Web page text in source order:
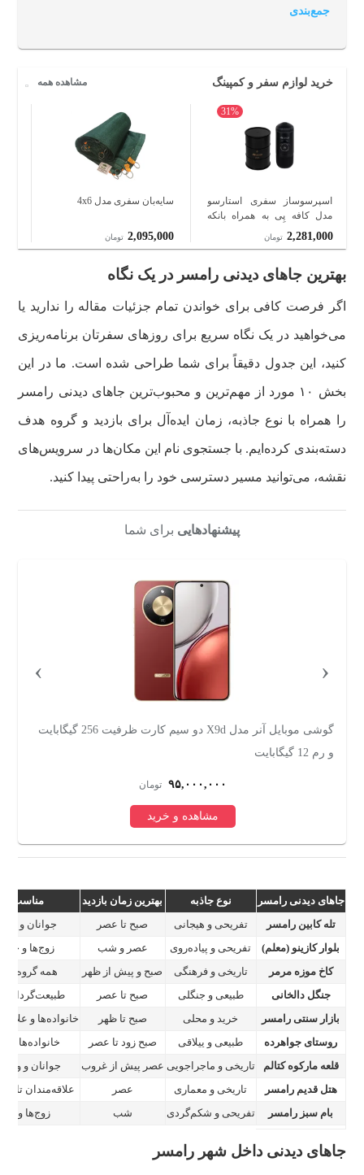
جمع‌بندی
خرید لوازم سفر و کمپینگ مشاهده همه
31%
اسپرسوساز سفری استارسو
مدل کافه پِی به همراه بانکه
قهوه
2,281,000 تومان
سایه‌بان سفری مدل 4x6
2,095,000 تومان
بهترین جاهای دیدنی رامسر در یک نگاه
اگر فرصت کافی برای خواندن تمام جزئیات مقاله را ندارید یا
می‌خواهید در یک نگاه سریع برای روزهای سفرتان برنامه‌ریزی
کنید، این جدول دقیقاً برای شما طراحی شده است. ما در این
بخش ۱۰ مورد از مهم‌ترین و محبوب‌ترین جاهای دیدنی رامسر
را همراه با نوع جاذبه، زمان ایده‌آل برای بازدید و گروه هدف
دسته‌بندی کرده‌ایم. با جستجوی نام این مکان‌ها در سرویس‌های
نقشه، می‌توانید مسیر دسترسی خود را به‌راحتی پیدا کنید.
پیشنهادهایی برای شما
گوشی موبایل آنر مدل X9d دو سیم کارت ظرفیت 256 گیگابایت
و رم 12 گیگابایت
۹۵,۰۰۰,۰۰۰ تومان
مشاهده و خرید
‹
›
جاهای دیدنی رامسر نوع جاذبه بهترین زمان بازدید
مناسب
تله کابین رامسر
تفریحی و هیجانی صبح تا عصر
جوانان و
بلوار کازینو (معلم)
تفریحی و پیاده‌روی عصر و شب
زوج‌ها و
کاخ موزه مرمر
تاریخی و فرهنگی صبح و پیش از ظهر
همه
جنگل دالخانی
طبیعی و جنگلی صبح تا عصر
طبیعت‌گردان و
بازار سنتی رامسر
خرید و محلی صبح تا ظهر
خانواده‌ها و
روستای جواهرده
طبیعی و ییلاقی صبح زود تا عصر
خانواده‌ها و
قلعه مارکوه کتالم
تاریخی و ماجراجویی عصر پیش از غروب
جوانان و
هتل قدیم رامسر
تاریخی و معماری عصر
علاقه‌مندان
بام سبز رامسر
تفریحی و شکم‌گردی شب زوج‌ها و
جاهای دیدنی داخل شهر رامسر